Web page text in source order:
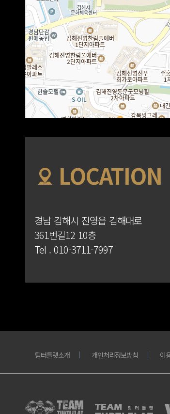
LOCATION
경남 김해시 진영읍 김해대로
361번길12 10층
Tel . 010-3711-7997
팀터틀랫소개 개인처리정보방침 이